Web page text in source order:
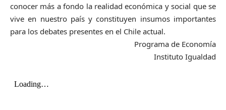
conocer más a fondo la realidad económica y social que se
vive en nuestro país y constituyen insumos importantes
para los debates presentes en el Chile actual.
Programa de Economía
Instituto Igualdad